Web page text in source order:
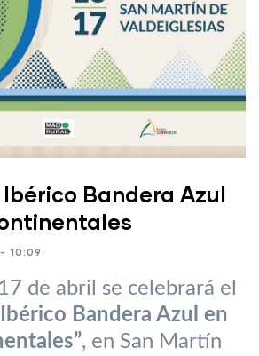
Bandera Azul
10:09
de abril se celebrará el
Bandera Azul en
, en San Martín